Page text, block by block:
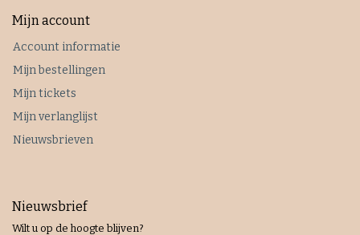
Mijn account
Account informatie
Mijn bestellingen
Mijn tickets
Mijn verlanglijst
Nieuwsbrieven
Nieuwsbrief
Wilt u op de hoogte blijven?